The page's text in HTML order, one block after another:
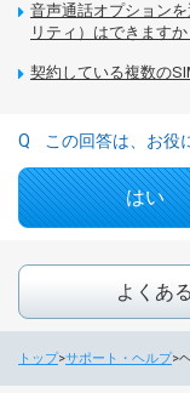
音声通話オプション
リティ）はできますか
契約している複数の
この回答は、お役
はい
よくあ
トップ サポート・ヘルプ